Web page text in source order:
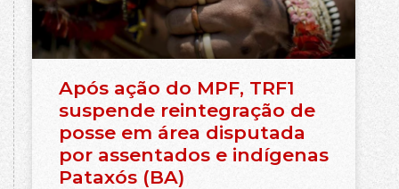
Após ação do MPF, TRF1
suspende reintegração de
posse em área disputada
por assentados e indígenas
Pataxós (BA)